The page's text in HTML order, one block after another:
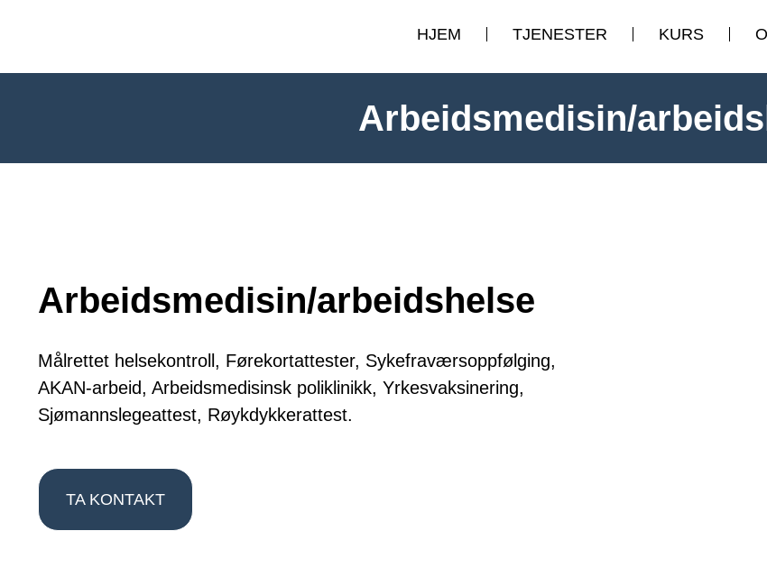
HJEM TJENESTER KURS
Arbeidsmedisin/
Arbeidsmedisin/arbeidshelse
Målrettet helsekontroll, Førekortattester, Sykefraværsoppfølging,
AKAN-arbeid, Arbeidsmedisinsk poliklinikk, Yrkesvaksinering,
Sjømannslegeattest, Røykdykkerattest.
TA KONTAKT